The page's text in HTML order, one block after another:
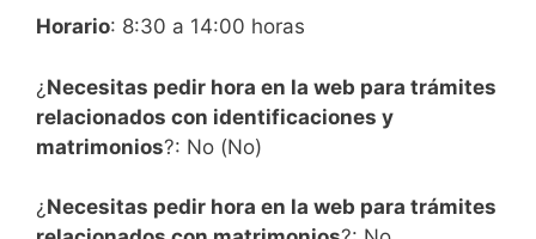
Horario: 8:30 a 14:00 horas
¿ Necesitas pedir hora en la web para trámites
relacionados con identificaciones y
matrimonios?: No (No)
¿ Necesitas pedir hora en la web para trámites